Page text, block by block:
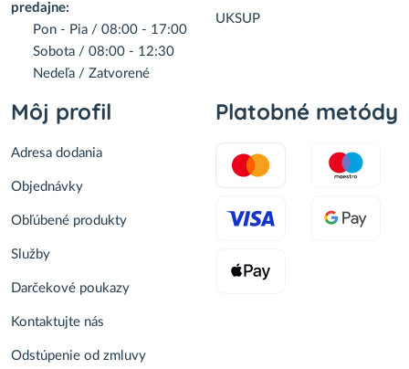
predajne:
Pon - Pia / 08:00 - 17:00
Sobota / 08:00 - 12:30
Nedeľa / Zatvorené
UKSUP
Môj profil
Adresa dodania
Objednávky
Obľúbené produkty
Služby
Darčekové poukazy
Kontaktujte nás
Odstúpenie od zmluvy
Platobné metódy